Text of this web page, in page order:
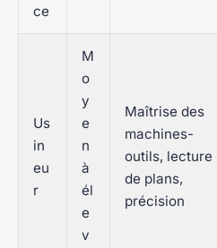
ce
Us
in
eu
r
M
o
y
e
n
à
él
e
v
Maîtrise des
machines-
outils, lecture
de plans,
précision